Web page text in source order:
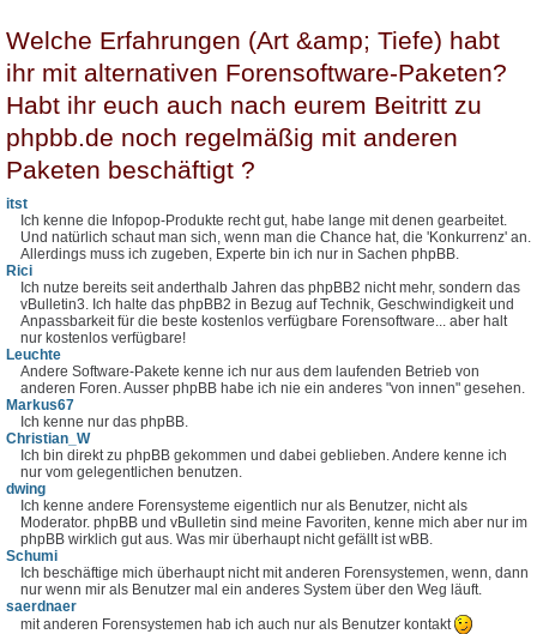
Welche Erfahrungen (Art &amp; Tiefe) habt
ihr mit alternativen Forensoftware-Paketen?
Habt ihr euch auch nach eurem Beitritt zu
phpbb.de noch regelmäßig mit anderen
Paketen beschäftigt ?
itst
Ich kenne die Infopop-Produkte recht gut, habe lange mit denen gearbeitet.
Und natürlich schaut man sich, wenn man die Chance hat, die 'Konkurrenz' an.
Allerdings muss ich zugeben, Experte bin ich nur in Sachen phpBB.
Rici
Ich nutze bereits seit anderthalb Jahren das phpBB2 nicht mehr, sondern das
vBulletin3. Ich halte das phpBB2 in Bezug auf Technik, Geschwindigkeit und
Anpassbarkeit für die beste kostenlos verfügbare Forensoftware... aber halt
nur kostenlos verfügbare!
Leuchte
Andere Software-Pakete kenne ich nur aus dem laufenden Betrieb von
anderen Foren. Ausser phpBB habe ich nie ein anderes "von innen" gesehen.
Markus67
Ich kenne nur das phpBB.
Christian_W
Ich bin direkt zu phpBB gekommen und dabei geblieben. Andere kenne ich
nur vom gelegentlichen benutzen.
dwing
Ich kenne andere Forensysteme eigentlich nur als Benutzer, nicht als
Moderator. phpBB und vBulletin sind meine Favoriten, kenne mich aber nur im
phpBB wirklich gut aus. Was mir überhaupt nicht gefällt ist wBB.
Schumi
Ich beschäftige mich überhaupt nicht mit anderen Forensystemen, wenn, dann
nur wenn mir als Benutzer mal ein anderes System über den Weg läuft.
saerdnaer
mit anderen Forensystemen hab ich auch nur als Benutzer kontakt